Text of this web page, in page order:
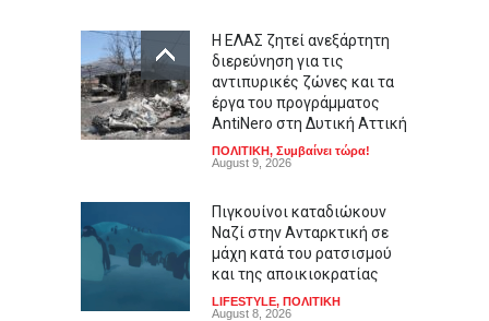
Η ΕΛΑΣ ζητεί ανεξάρτητη
διερεύνηση για τις
αντιπυρικές ζώνες και τα
έργα του προγράμματος
AntiNero στη Δυτική Αττική
ΠΟΛΙΤΙΚΗ, Συμβαίνει τώρα!
August 9, 2026
Πιγκουίνοι καταδιώκουν
Ναζί στην Ανταρκτική σε
μάχη κατά του ρατσισμού
και της αποικιοκρατίας
LIFESTYLE, ΠΟΛΙΤΙΚΗ
August 8, 2026